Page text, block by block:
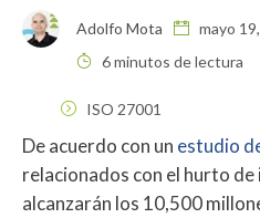
Adolfo Mota
mayo
6 minutos de lectura
ISO 27001
De acuerdo con un estudio
relacionados con el hurto
alcanzarán los 10,500